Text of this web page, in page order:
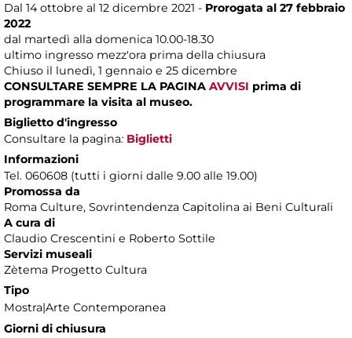
Dal 14 ottobre al 12 dicembre 2021 - Prorogata al 27 febbraio
2022
dal martedì alla domenica 10.00-18.30
ultimo ingresso mezz'ora prima della chiusura
Chiuso il lunedì, 1 gennaio e 25 dicembre
CONSULTARE SEMPRE LA PAGINA AVVISI prima di
programmare la visita al museo.
Biglietto d'ingresso
Consultare la pagina: Biglietti
Informazioni
Tel. 060608 (tutti i giorni dalle 9.00 alle 19.00)
Promossa da
Roma Culture, Sovrintendenza Capitolina ai Beni Culturali
A cura di
Claudio Crescentini e Roberto Sottile
Servizi museali
Zètema Progetto Cultura
Tipo
Mostra|Arte Contemporanea
Giorni di chiusura